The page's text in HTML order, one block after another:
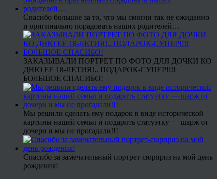
Спасибо большое за то, что мы смогли так не ожиданно
и оригинально порадовать наших родителей…
ЗАКАЗЫВАЛИ ПОРТРЕТ ПО ФОТО ДЛЯ ДОЧКИ КО
ДНЮ ЕЕ 18-ЛЕТИЯ!.. ПОДАРОК-СУПЕР!!!!
БОЛЬШОЕ СПАСИБО!
Мы решили сделать ему подарок в виде исторической
картины нашей семьи и подарить статуэтку — шарж от
дочери и мы не прогадали!!!
Спасибо за замечательный портрет-сюрприз на мой день
рождения!